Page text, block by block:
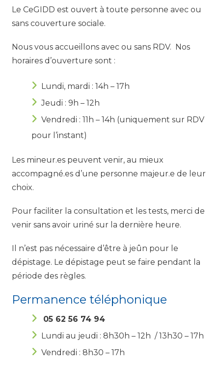
Le CeGIDD est ouvert à toute personne avec ou
sans couverture sociale.
Nous vous accueillons avec ou sans RDV. Nos
horaires d’ouverture sont :
Lundi, mardi : 14h – 17h
Jeudi : 9h – 12h
Vendredi : 11h – 14h (uniquement sur RDV
pour l’instant)
Les mineur.es peuvent venir, au mieux
accompagné.es d’une personne majeur.e de leur
choix.
Pour faciliter la consultation et les tests, merci de
venir sans avoir uriné sur la dernière heure.
Il n’est pas nécessaire d’être à jeûn pour le
dépistage. Le dépistage peut se faire pendant la
période des règles.
Permanence téléphonique
05 62 56 74 94
Lundi au jeudi : 8h30h – 12h / 13h30 – 17h
Vendredi : 8h30 – 17h